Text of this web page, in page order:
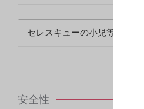
セレスキューの小児等への適
安全性